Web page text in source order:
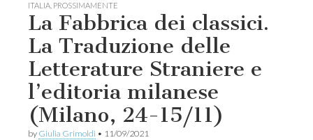
ITALIA PROSSIMAMENTE
La Fabbrica dei classici.
La Traduzione delle
Letterature Straniere e
l’editoria milanese
(Milano, 24-15/11)
by Giulia Grimoldi • 11/09/2021